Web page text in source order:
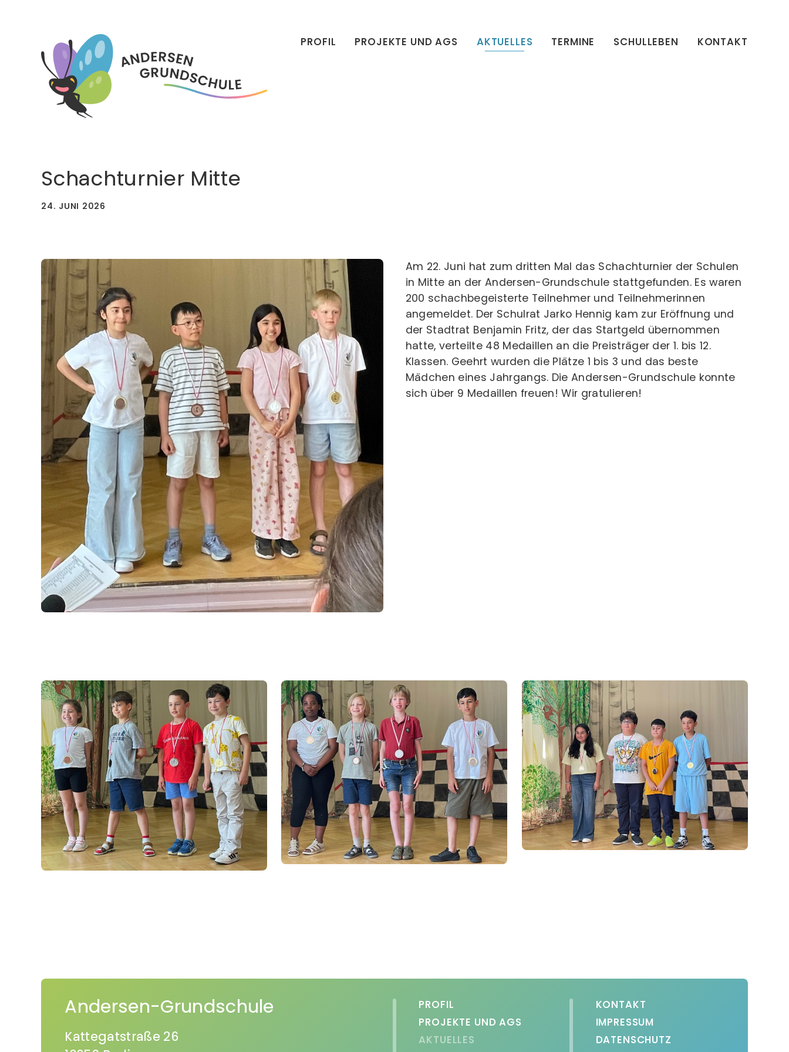
PROFIL PROJEKTE UND AGS AKTUELLES TERMINE SCHULLEBEN KONTAKT
Schachturnier Mitte
24. JUNI 2026
Am 22. Juni hat zum dritten Mal das Schachturnier der Schulen
in Mitte an der Andersen-Grundschule stattgefunden. Es waren
200 schachbegeisterte Teilnehmer und Teilnehmerinnen
angemeldet. Der Schulrat Jarko Hennig kam zur Eröffnung und
der Stadtrat Benjamin Fritz, der das Startgeld übernommen
hatte, verteilte 48 Medaillen an die Preisträger der 1. bis 12.
Klassen. Geehrt wurden die Plätze 1 bis 3 und das beste
Mädchen eines Jahrgangs. Die Andersen-Grundschule konnte
sich über 9 Medaillen freuen! Wir gratulieren!
Andersen-Grundschule
Kattegatstraße 26
PROFIL
PROJEKTE UND AGS
AKTUELLES
KONTAKT
IMPRESSUM
DATENSCHUTZ